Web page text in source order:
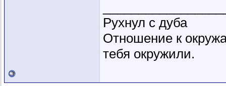
Рухнул с дуба
Отношение к
тебя окружили.